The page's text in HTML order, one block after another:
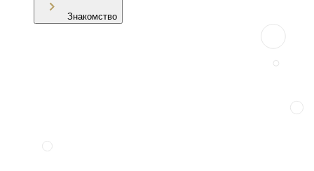
Знакомство